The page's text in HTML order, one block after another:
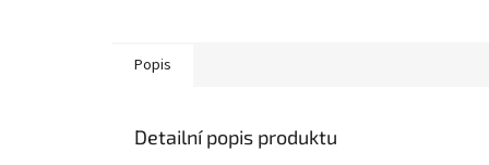
Popis
Detailní popis produktu